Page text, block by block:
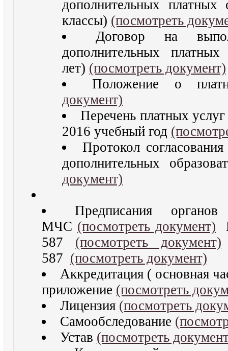
дополнительных платных
классы) (посмотреть
Договор на
дополнительных
лет) (посмотреть документ)
Положение о
документ)
Перечень платных
2016 учебный год
Протокол
дополнительных
документ)
Предписания
МЧС (посмотреть документ)
587 (посмотреть документ)
587 (посмотреть документ)
Аккредитация ( основная
приложение (посмотреть
Лицензия (посмотреть
Самообследование
Устав (посмотреть